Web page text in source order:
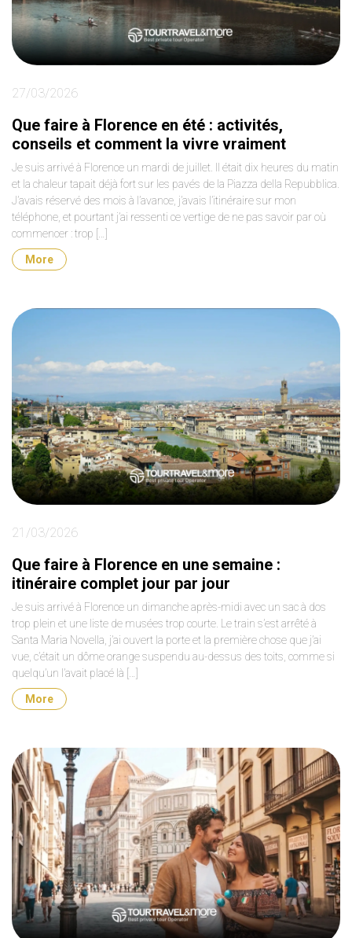
27/03/2026
Que faire à Florence en été : activités,
conseils et comment la vivre vraiment
Je suis arrivé à Florence un mardi de juillet. Il était dix heures du matin
et la chaleur tapait déjà fort sur les pavés de la Piazza della Repubblica.
J’avais réservé des mois à l’avance, j’avais l’itinéraire sur mon
téléphone, et pourtant j’ai ressenti ce vertige de ne pas savoir par où
commencer : trop […]
More
21/03/2026
Que faire à Florence en une semaine :
itinéraire complet jour par jour
Je suis arrivé à Florence un dimanche après-midi avec un sac à dos
trop plein et une liste de musées trop courte. Le train s’est arrêté à
Santa Maria Novella, j’ai ouvert la porte et la première chose que j’ai
vue, c’était un dôme orange suspendu au-dessus des toits, comme si
quelqu’un l’avait placé là […]
More